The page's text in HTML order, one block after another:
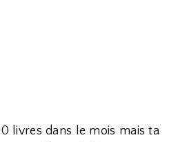
livres dans le mois mais ta